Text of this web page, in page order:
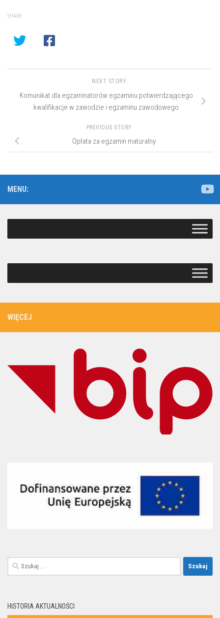
SHARE
NEXT STORY
Komunikat dla egzaminatorów egzaminu potwierdzającego
kwalifikacje w zawodzie i egzaminu zawodowego
PREVIOUS STORY
Opłata za egzamin maturalny
MENU:
WIĘCEJ
Szukaj:
HISTORIA AKTUALNOŚCI